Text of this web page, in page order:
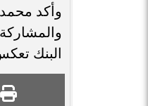
وأكد
البنك